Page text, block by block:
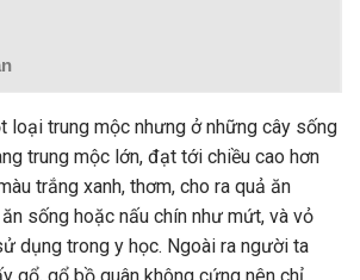
loại trung mộc nhưng ở những cây sống
trung mộc lớn, đạt tới chiều cao hơn
trắng xanh, thơm, cho ra quả ăn
sống hoặc nấu chín như mứt, và vỏ
dụng trong y học. Ngoài ra người ta